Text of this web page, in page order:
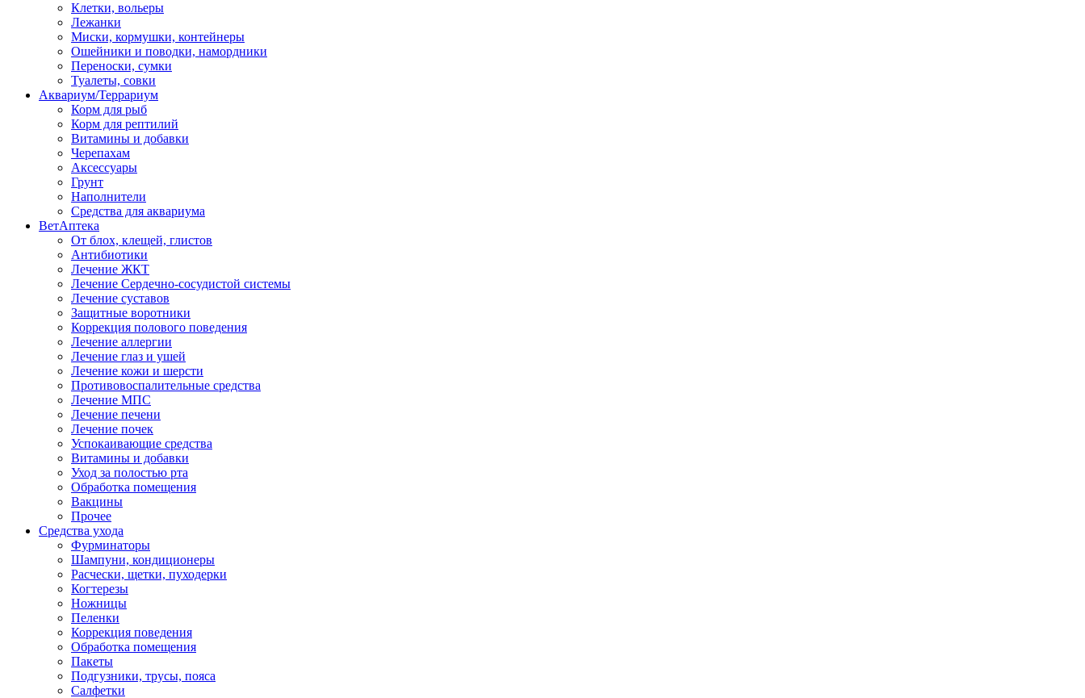
Клетки, вольеры
Лежанки
Миски, кормушки, контейнеры
Ошейники и поводки, намордники
Переноски, сумки
Туалеты, совки
Аквариум/Террариум
Корм для рыб
Корм для рептилий
Витамины и добавки
Черепахам
Аксессуары
Грунт
Наполнители
Средства для аквариума
ВетАптека
От блох, клещей, глистов
Антибиотики
Лечение ЖКТ
Лечение Сердечно-сосудистой системы
Лечение суставов
Защитные воротники
Коррекция полового поведения
Лечение аллергии
Лечение глаз и ушей
Лечение кожи и шерсти
Противовоспалительные средства
Лечение МПС
Лечение печени
Лечение почек
Успокаивающие средства
Витамины и добавки
Уход за полостью рта
Обработка помещения
Вакцины
Прочее
Средства ухода
Фурминаторы
Шампуни, кондиционеры
Расчески, щетки, пуходерки
Когтерезы
Ножницы
Пеленки
Коррекция поведения
Обработка помещения
Пакеты
Подгузники, трусы, пояса
Салфетки